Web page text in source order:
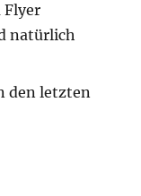
Flyer
natürlich
den letzten